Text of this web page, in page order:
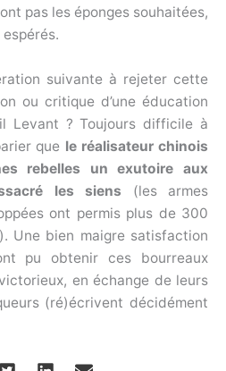
pas les éponges souhaitées,
suivante à rejeter cette
ou critique d’une éducation
Levant ? Toujours difficile à
que le réalisateur chinois
rebelles un exutoire aux
les siens (les armes
ont permis plus de 300
Une bien maigre satisfaction
pu obtenir ces bourreaux
en échange de leurs
(ré)écrivent décidément